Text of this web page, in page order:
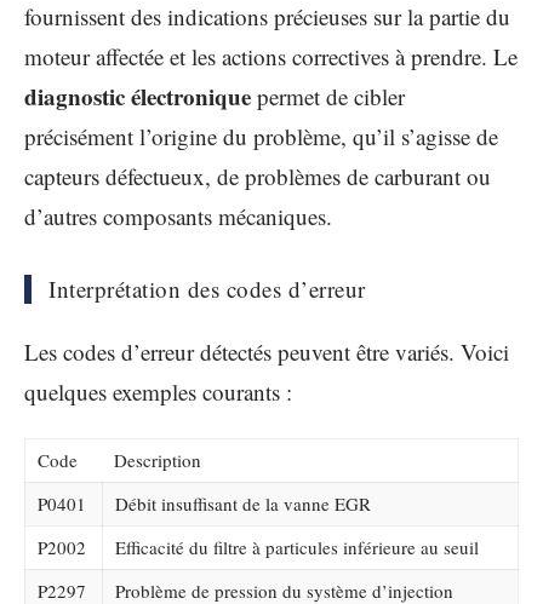
fournissent des indications précieuses sur la partie du
moteur affectée et les actions correctives à prendre. Le
diagnostic électronique permet de cibler
précisément l’origine du problème, qu’il s’agisse de
capteurs défectueux, de problèmes de carburant ou
d’autres composants mécaniques.
Interprétation des codes d’erreur
Les codes d’erreur détectés peuvent être variés. Voici
quelques exemples courants :
Code
Description
P0401
Débit insuffisant de la vanne EGR
P2002
Efficacité du filtre à particules inférieure au seuil
P2297
Problème de pression du système d’injection